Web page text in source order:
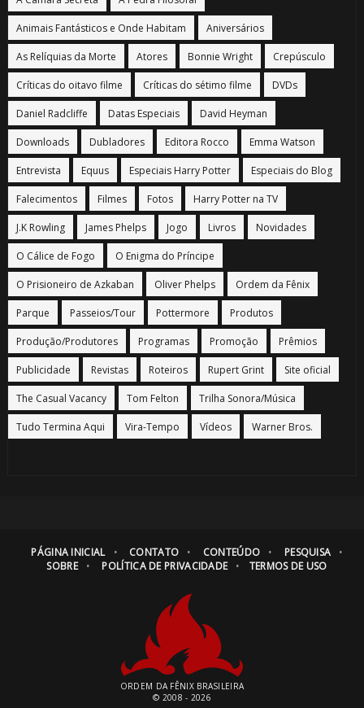
Animais Fantásticos e Onde Habitam Aniversários
As Relíquias da Morte Atores Bonnie Wright Crepúsculo
Críticas do oitavo filme Críticas do sétimo filme DVDs
Daniel Radcliffe Datas Especiais David Heyman
Downloads Dubladores Editora Rocco Emma Watson
Entrevista Equus Especiais Harry Potter Especiais do Blog
Falecimentos Filmes Fotos Harry Potter na TV
J.K Rowling James Phelps Jogo Livros Novidades
O Cálice de Fogo O Enigma do Príncipe
O Prisioneiro de Azkaban Oliver Phelps Ordem da Fênix
Parque Passeios/Tour Pottermore Produtos
Produção/Produtores Programas Promoção Prêmios
Publicidade Revistas Roteiros Rupert Grint Site oficial
The Casual Vacancy Tom Felton Trilha Sonora/Música
Tudo Termina Aqui Vira-Tempo Vídeos Warner Bros.
PÁGINA INICIAL CONTATO CONTEÚDO
PESQUISA
SOBRE
POLÍTICA DE PRIVACIDADE TERMOS DE USO
ORDEM DA FÊNIX BRASILEIRA
© 2008 - 2026